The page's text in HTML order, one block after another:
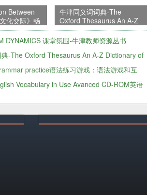
Between
化交际》畅
牛津同义词词典-The
Oxford Thesaurus An A-Z
Dictionary of Synonyms电
子版
DYNAMICS 课堂氛围-牛津教师资源丛书
-The Oxford Thesaurus An A-Z Dictionary of
practice语法练习游戏：语法游戏和互
Vocabulary in Use Avanced CD-ROM英语